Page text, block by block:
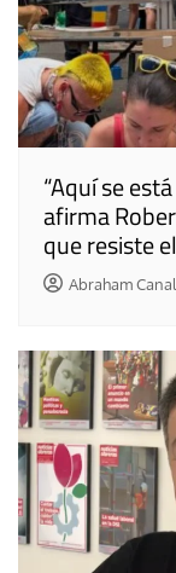
“Aquí se
afirma
que resiste
Abraham